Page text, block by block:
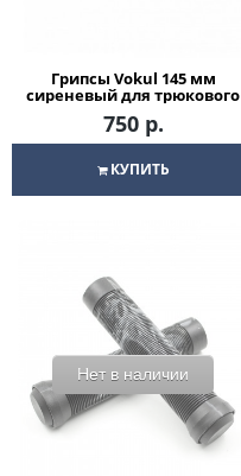
Грипсы Vokul 145 мм
сиреневый для трюкового
/ городского / детского
самоката
750 р.
КУПИТЬ
Нет в наличии